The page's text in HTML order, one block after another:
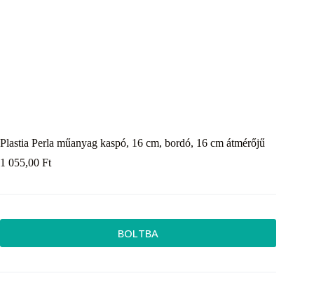
Plastia Perla műanyag kaspó, 16 cm, bordó, 16 cm átmérőjű
1 055,00 Ft
BOLTBA